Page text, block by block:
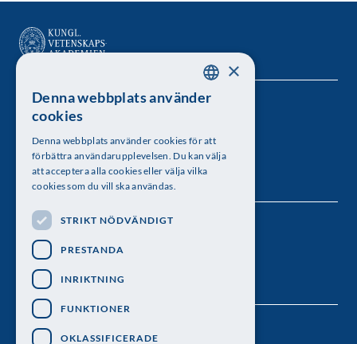
Kungl. Vetenskapsakademien
Besöksadress: Lilla Frescativägen 4A
Telefon: 08-673 95 00
Följ oss
SWEDISH
×
Denna webbplats använder
cookies
Denna webbplats använder cookies för att
förbättra användarupplevelsen. Du kan välja
att acceptera alla cookies eller välja vilka
cookies som du vill ska användas.
STRIKT NÖDVÄNDIGT
PRESTANDA
INRIKTNING
FUNKTIONER
OKLASSIFICERADE